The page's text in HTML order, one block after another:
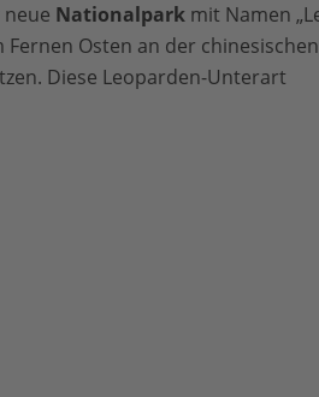
Nationalpark mit Namen
Osten an der
Diese Leoparden-Unterart